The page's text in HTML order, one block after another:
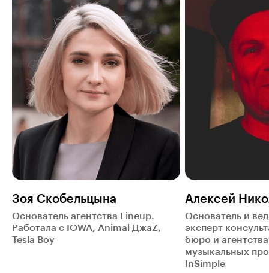
Зоя Скобельцына
Основатель агентства Lineup.
Работала с IOWA, Animal ДжаZ,
Tesla Boy
Алексей
Основатель и
эксперт
бюро и
музыкальных
InSimple